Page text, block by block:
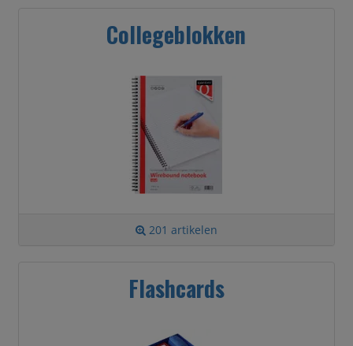
Collegeblokken
201 artikelen
Flashcards